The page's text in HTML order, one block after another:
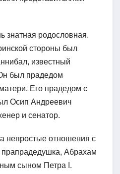
знатная родословная.
стороны был
известный
был прадедом
Его прадедом с
Осип Андреевич
и сенатор.
непростые отношения с
прапрадедушка, Абрахам
сыном Петра I.